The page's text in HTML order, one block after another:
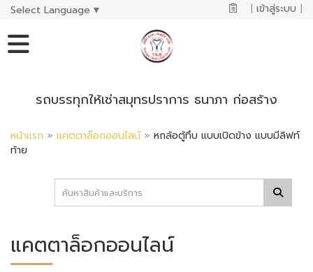
Select Language ▼ | เข้าสู่ระบบ |
รถบรรทุกให้เช่าสมุทรปราการ ธนาภา ก่อสร้าง
หน้าแรก » แคตตาล็อกออนไลน์ » หกล้อตู้ทึบ แบบเปิดข้าง แบบมีลิฟท์
ท้าย
แคตตาล็อกออนไลน์